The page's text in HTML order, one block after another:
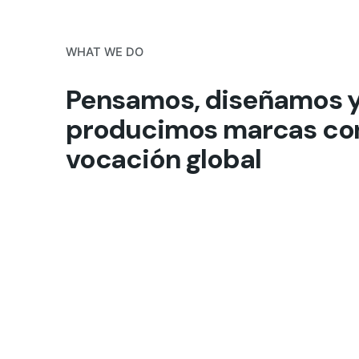
WHAT WE DO
Pensamos, diseñamos
producimos marcas
vocación global
CABO4